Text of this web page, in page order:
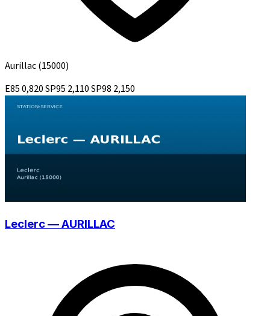
Aurillac(15000)
E850,820SP95 2,110SP98 2,150
Leclerc — AURILLAC